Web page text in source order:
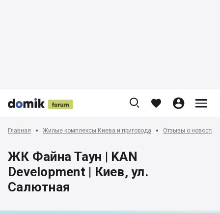


 
    


Главная Жилые комплексы Киева и пригорода Отзывы о
ЖК Файна Таун | KAN
Development | Киев, ул.
Салютная